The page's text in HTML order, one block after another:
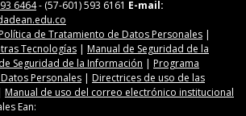
6464- (57-601) 593 6161 E-mail:
de Tratamiento de Datos Personales |
Tecnologías | Manual de Seguridad de la
Seguridad de la Información | Programa
Personales | Directrices de uso de las
Manual de uso del correo electrónico institucional
Ean: